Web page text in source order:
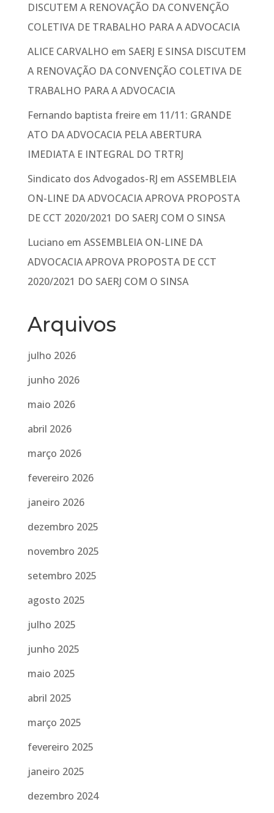
DISCUTEM A RENOVAÇÃO DA CONVENÇÃO
COLETIVA DE TRABALHO PARA A ADVOCACIA
ALICE CARVALHO em SAERJ E SINSA DISCUTEM
A RENOVAÇÃO DA CONVENÇÃO COLETIVA DE
TRABALHO PARA A ADVOCACIA
Fernando baptista freireem 11/11: GRANDE
ATO DA ADVOCACIA PELA ABERTURA
IMEDIATA E INTEGRAL DO TRTRJ
Sindicato dos Advogados-RJ em ASSEMBLEIA
ON-LINE DA ADVOCACIA APROVA PROPOSTA
DE CCT 2020/2021 DO SAERJ COM O SINSA
Luciano em ASSEMBLEIA ON-LINE DA
ADVOCACIA APROVA PROPOSTA DE CCT
2020/2021 DO SAERJ COM O SINSA
Arquivos
julho 2026
junho 2026
maio 2026
abril 2026
março 2026
fevereiro 2026
janeiro 2026
dezembro 2025
novembro 2025
setembro 2025
agosto 2025
julho 2025
junho 2025
maio 2025
abril 2025
março 2025
fevereiro 2025
janeiro 2025
dezembro 2024